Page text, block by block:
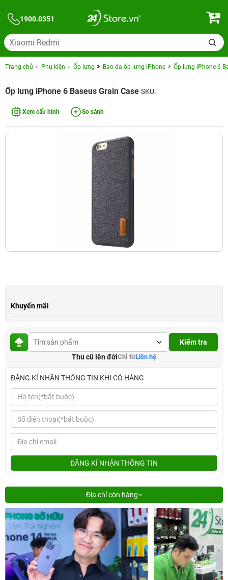
1900.0351
Trang chủ Phụ kiện Ốp lưng Bao da ốp lưng iPhone Ốp lưng iPhone 6
Ốp lưng iPhone 6 Baseus Grain Case SKU:
Xem cấu hình So sánh
Khuyến mãi
Kiểm tra
Thu cũ lên đờiChỉ từLiên hệ
ĐĂNG KÍ NHẬN THÔNG TIN KHI CÓ HÀNG
ĐĂNG KÍ NHẬN THÔNG TIN
Địa chỉ còn hàng